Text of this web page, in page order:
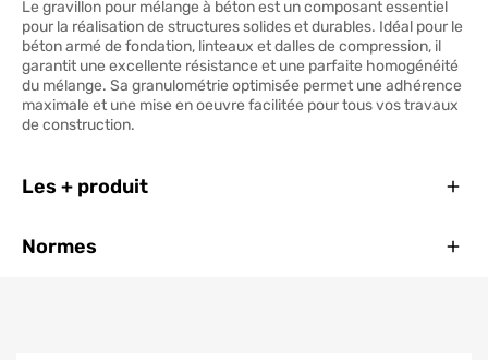
Le gravillon pour mélange à béton est un composant essentiel
pour la réalisation de structures solides et durables. Idéal pour le
béton armé de fondation, linteaux et dalles de compression, il
garantit une excellente résistance et une parfaite homogénéité
du mélange. Sa granulométrie optimisée permet une adhérence
maximale et une mise en oeuvre facilitée pour tous vos travaux
de construction.
Les + produit
Normes